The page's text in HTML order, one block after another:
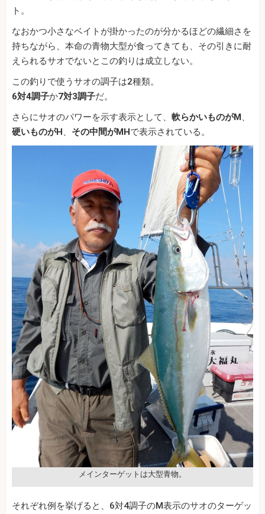
ト。
なおかつ小さなベイトが掛かったのが分かるほどの繊細さを
持ちながら、本命の青物大型が食ってきても、その引きに耐
えられるサオでないとこの釣りは成立しない。
この釣りで使うサオの調子は2種類。
6対4調子か7対3調子だ。
さらにサオのパワーを示す表示として、 軟らかいものがM、
硬いものがH、 その中間がMHで表示されている。
メインターゲットは大型青物。
それぞれ例を挙げると、6対4調子のM表示のサオのターゲッ